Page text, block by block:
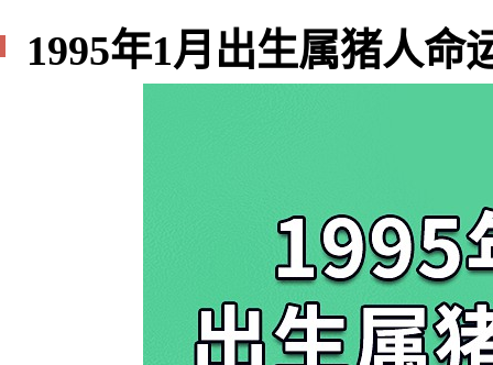
1995年1月出生属猪人命